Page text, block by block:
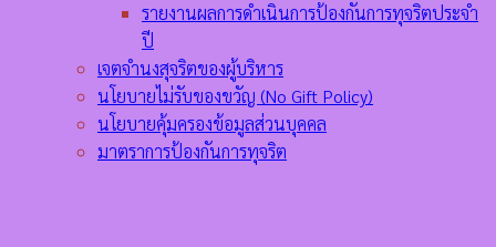
รายงานผลการดำเนินการป้องกันการทุจริตประจำ
ปี
เจตจำนงสุจริตของผู้บริหาร
นโยบายไม่รับของขวัญ (No Gift Policy)
นโยบายคุ้มครองข้อมูลส่วนบุคคล
มาตราการป้องกันการทุจริต